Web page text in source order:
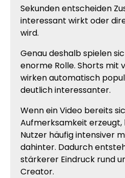
Sekunden entscheiden
interessant wirkt oder
wird.
Genau deshalb spielen
enorme Rolle. Shorts mit
wirken automatisch
deutlich interessanter.
Wenn ein Video bereits
Aufmerksamkeit
Nutzer häufig intensiver
dahinter. Dadurch
stärkerer Eindruck rund
Creator.